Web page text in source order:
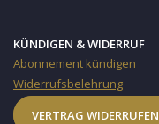
KÜNDIGEN & WIDERRUF
Abonnement kündigen
Widerrufsbelehrung
VERTRAG WIDERRUFEN